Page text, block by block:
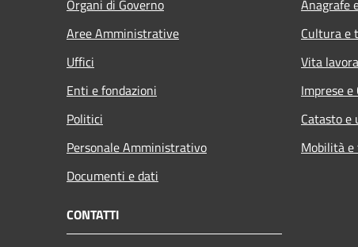
Organi di Governo
Aree Amministrative
Uffici
Enti e fondazioni
Politici
Personale Amministrativo
Documenti e dati
Anagrafe
Cultura e
Vita
Imprese e
Catasto e
Mobilità
CONTATTI